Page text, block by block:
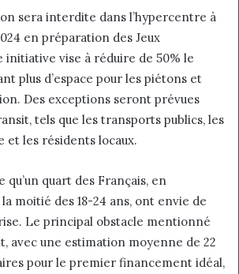
sera interdite dans l’hypercentre à
en préparation des Jeux
initiative vise à réduire de 50% le
plus d’espace pour les piétons et
Des exceptions seront prévues
tels que les transports publics, les
et les résidents locaux.
qu’un quart des Français, en
moitié des 18-24 ans, ont envie de
Le principal obstacle mentionné
avec une estimation moyenne de 22
pour le premier financement idéal,